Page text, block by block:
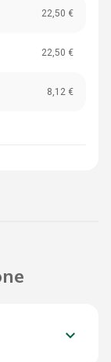
22,50 €
22,50 €
8,12 €
keyboard_arrow_down